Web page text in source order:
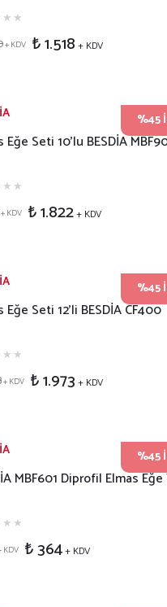
+ KDV ₺ 1.518 + KDV
%45
Eğe Seti 10'lu BESDİA
+ KDV ₺ 1.822+ KDV
%45
Eğe Seti 12'li BESDİA CF400
+ KDV ₺ 1.973 + KDV
%45
MBF601 Diprofil Elmas
KDV ₺ 364+ KDV